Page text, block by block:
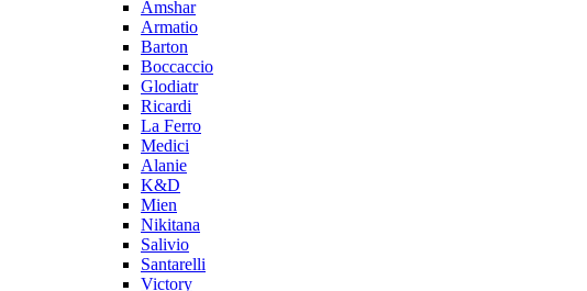
Amshar
Armatio
Barton
Boccaccio
Glodiatr
Ricardi
La Ferro
Medici
Alanie
K&D
Mien
Nikitana
Salivio
Santarelli
Victory